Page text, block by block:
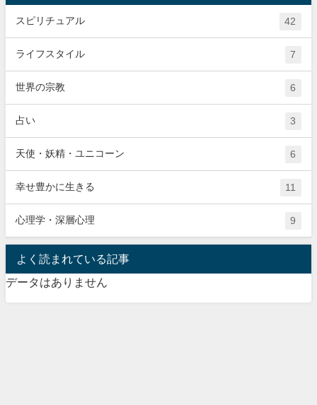
スピリチュアル 42
ライフスタイル 7
世界の宗教 6
占い 3
天使・妖精・ユニコーン 6
幸せ豊かに生きる 11
心理学・深層心理 9
よく読まれている記事
データはありません